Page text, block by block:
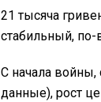
21 тысяча
стабильный,
С начала войны,
данные), рост